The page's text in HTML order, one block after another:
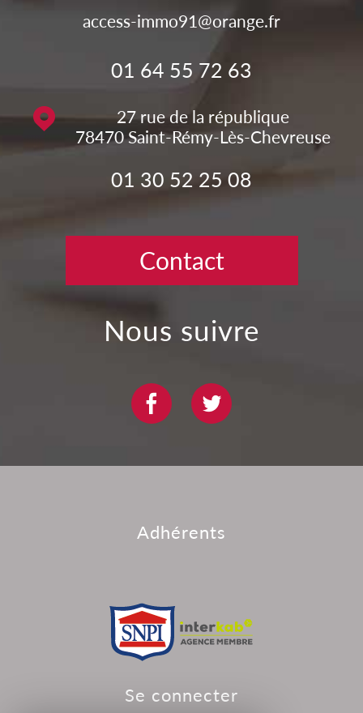
access-immo91@orange.fr
01 64 55 72 63
27 rue de la république
78470 Saint-Rémy-Lès-Chevreuse
01 30 52 25 08
Contact
nous suivre
adhérents
se connecter